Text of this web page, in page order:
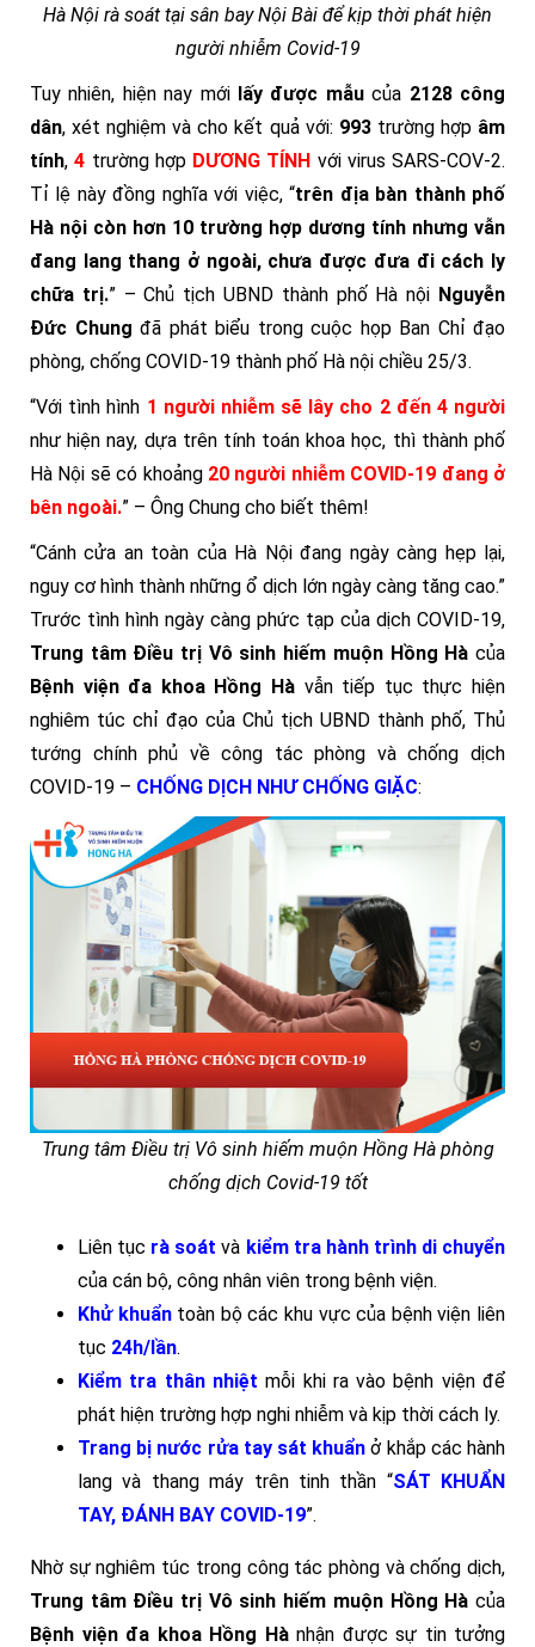
Hà Nội rà soát tại sân bay Nội Bài để kịp thời phát hiện
người nhiễm Covid-19
Tuy nhiên, hiện nay mới lấy được mẫucủa 2128 công
dân, xét nghiệm và cho kết quả với: 993trường hợp âm
tính,4 trường hợp DƯƠNG TÍNH với virus SARS-COV-2.
Tỉ lệ này đồng nghĩa với việc, “trên địa bàn thành phố
Hà nội còn hơn 10 trường hợp dương tính nhưng vẫn
đang lang thang ở ngoài, chưa được đưa đi cách ly
chữa trị.” – Chủ tịch UBND thành phố Hà nội Nguyễn
Đức Chung đã phát biểu trong cuộc họp Ban Chỉ đạo
phòng, chống COVID-19 thành phố Hà nội chiều 25/3.
“Với tình hình 1 người nhiễm sẽ lây cho 2 đến 4 người
như hiện nay, dựa trên tính toán khoa học, thì thành phố
Hà Nội sẽ có khoảng 20 người nhiễm COVID-19 đang ở
bên ngoài.” – Ông Chung cho biết thêm!
“Cánh cửa an toàn của Hà Nội đang ngày càng hẹp lại,
nguy cơ hình thành những ổ dịch lớn ngày càng tăng cao.”
Trước tình hình ngày càng phức tạp của dịch COVID-19,
Trung tâm Điều trị Vô sinh hiếm muộn Hồng Hà của
Bệnh viện đa khoa Hồng Hà vẫn tiếp tục thực hiện
nghiêm túc chỉ đạo của Chủ tịch UBND thành phố, Thủ
tướng chính phủ về công tác phòng và chống dịch
COVID-19 – CHỐNG DỊCH NHƯ CHỐNG GIẶC:
Trung tâm Điều trị Vô sinh hiếm muộn Hồng Hà phòng
chống dịch Covid-19 tốt
Liên tục rà soát và kiểm tra hành trình di chuyển
của cán bộ, công nhân viên trong bệnh viện.
Khử khuẩn toàn bộ các khu vực của bệnh viện liên
tục 24h/lần.
Kiểm tra thân nhiệt mỗi khi ra vào bệnh viện để
phát hiện trường hợp nghi nhiễm và kịp thời cách ly.
Trang bị nước rửa tay sát khuẩn ở khắp các hành
lang và thang máy trên tinh thần “SÁT KHUẨN
TAY, ĐÁNH BAY COVID-19”.
Nhờ sự nghiêm túc trong công tác phòng và chống dịch,
Trung tâm Điều trị Vô sinh hiếm muộn Hồng Hà của
Bệnh viện đa khoa Hồng Hànhận được sự tin tưởng